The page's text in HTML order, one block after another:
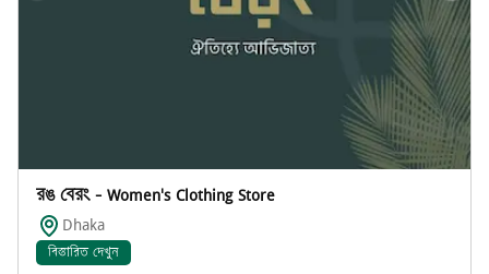
রঙ বেরং - Women's Clothing Store
Dhaka
বিস্তারিত দেখুন